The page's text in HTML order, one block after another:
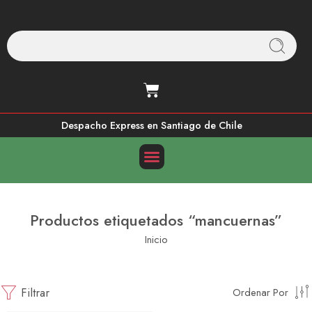
Despacho Express en Santiago de Chile
Productos etiquetados “mancuernas”
Inicio
Filtrar Ordenar Por